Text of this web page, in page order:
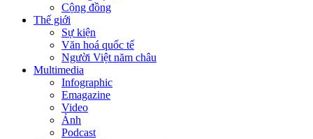
Cộng đồng
Thế giới
Sự kiện
Văn hoá quốc tế
Người Việt năm châu
Multimedia
Infographic
Emagazine
Video
Ảnh
Podcast